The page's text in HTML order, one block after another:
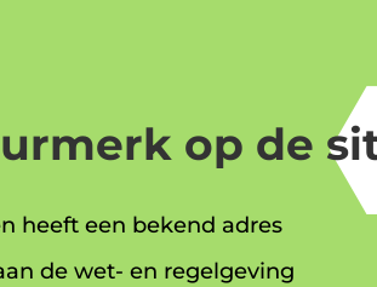
op de
heeft een bekend adres
de wet- en regelgeving